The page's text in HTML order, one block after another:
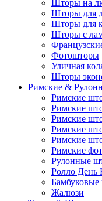
Шторы на
Шторы для
Шторы для
Шторы с
Фотошторы
Уличная
Шторы
Римские &
Римские
Римские
Римские
Римские
Римские
Римские
Рулонные
Ролло День
Жалюзи